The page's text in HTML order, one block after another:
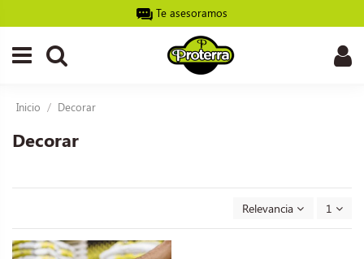
Te asesoramos
Inicio Decorar
Decorar
Relevancia 1